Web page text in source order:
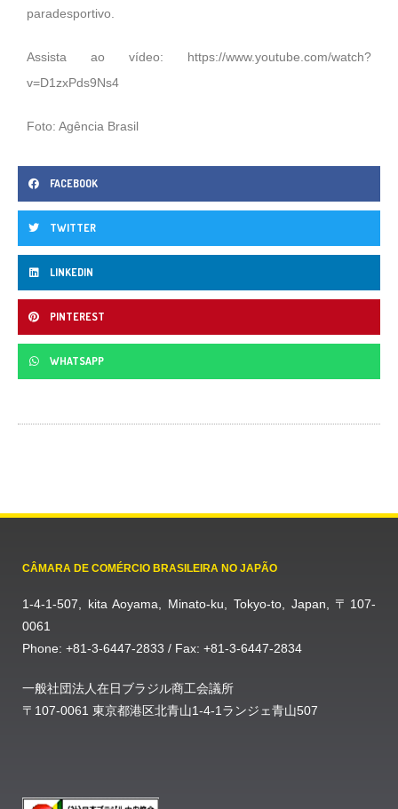
paradesportivo.
Assista ao vídeo: https://www.youtube.com/watch?
v=D1zxPds9Ns4
Foto: Agência Brasil
FACEBOOK
TWITTER
LINKEDIN
PINTEREST
WHATSAPP
CÂMARA DE COMÉRCIO BRASILEIRA NO JAPÃO
1-4-1-507, kita Aoyama, Minato-ku, Tokyo-to, Japan, 〒107-
0061
Phone: +81-3-6447-2833 / Fax: +81-3-6447-2834
一般社団法人在日ブラジル商工会議所
〒107-0061 東京都港区北青山1-4-1ランジェ青山507